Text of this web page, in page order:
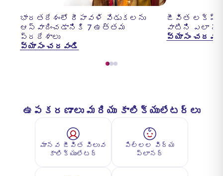
భారతదేశంలో దీపావళి వేడుకలను
ఆస్వాదించడానికి 7 ఉత్తమ
ప్రదేశాలు
వ్యాసం చదవండి
జీవిత
వాటిని ఎలా
వ్యాసం
ఉపకరణాలు మరియు కాలిక్యులేటర్లు
మానవ జీవిత విలువ
కాలిక్యులేటర్
పిల్లల విద్య
ప్లానర్